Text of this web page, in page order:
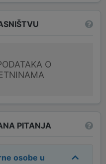
O
PITANJA
osobe u